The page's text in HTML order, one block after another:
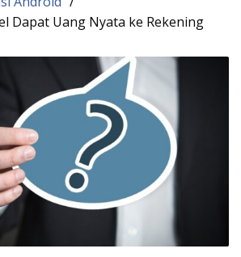
Dapat Uang Nyata ke Rekening